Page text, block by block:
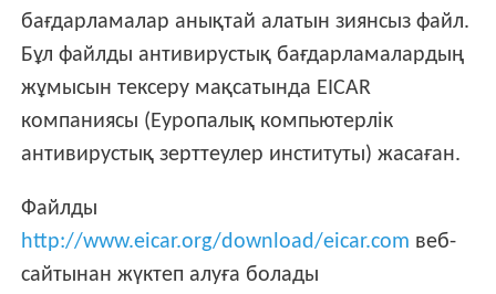
бағдарламалар анықтай алатын зиянсыз файл.
Бұл файлды антивирустық бағдарламалардың
жұмысын тексеру мақсатында EICAR
компаниясы (Еуропалық компьютерлік
антивирустық зерттеулер институты) жасаған.
Файлды
http://www.eicar.org/download/eicar.com веб-
сайтынан жүктеп алуға болады